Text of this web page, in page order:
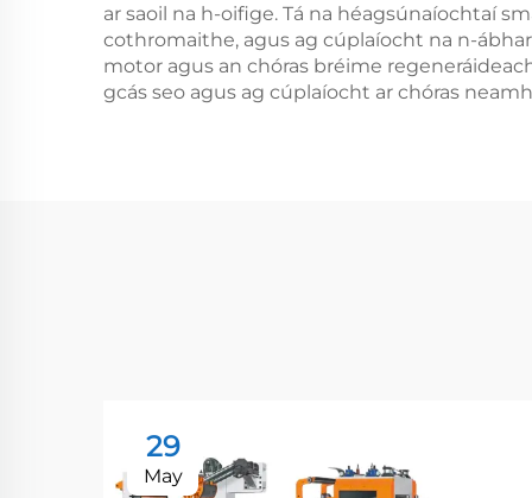
ar saoil na h-oifige. Tá na héagsúnaíochtaí
cothromaithe, agus ag cúplaíocht na n-
motor agus an chóras bréime
gcás seo agus ag cúplaíocht ar chóras
29
May